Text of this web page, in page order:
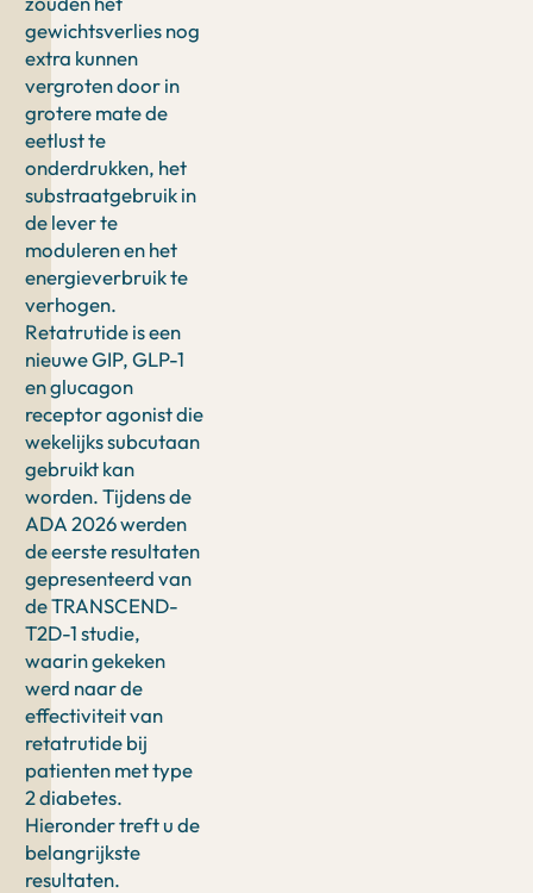
gewichtsverlies nog
extra kunnen
vergroten door in
grotere mate de
eetlust te
onderdrukken, het
substraatgebruik in
de lever te
moduleren en het
energieverbruik te
verhogen.
Retatrutide is een
nieuwe GIP, GLP-1
en glucagon
receptor agonist die
wekelijks subcutaan
gebruikt kan
worden. Tijdens de
ADA 2026 werden
de eerste resultaten
gepresenteerd van
de TRANSCEND-
T2D-1 studie,
waarin gekeken
werd naar de
effectiviteit van
retatrutide bij
patienten met type
2 diabetes.
Hieronder treft u de
belangrijkste
resultaten.